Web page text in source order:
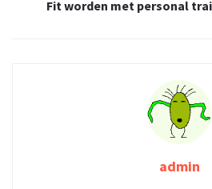
Fit worden met personal
admin